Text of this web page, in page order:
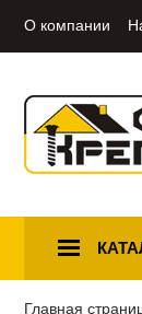
О компании
Главная